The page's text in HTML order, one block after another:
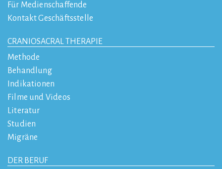
Für Medienschaffende
Kontakt Geschäftsstelle
CRANIOSACRAL THERAPIE
Methode
Behandlung
Indikationen
Filme und Videos
Literatur
Studien
Migräne
DER BERUF